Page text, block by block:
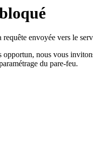
envoyée vers le
opportun, nous vous
du pare-feu.